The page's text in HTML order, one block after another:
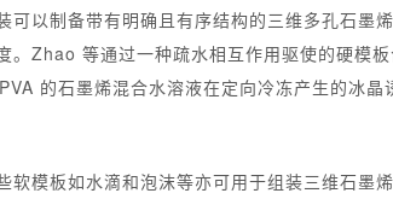
可以制备带有明确且有序结构的三维多孔石墨
。Zhao 等通过一种疏水相互作用驱使的硬模
的石墨烯混合水溶液在定向冷冻产生的冰晶
软模板如水滴和泡沫等亦可用于组装三维石